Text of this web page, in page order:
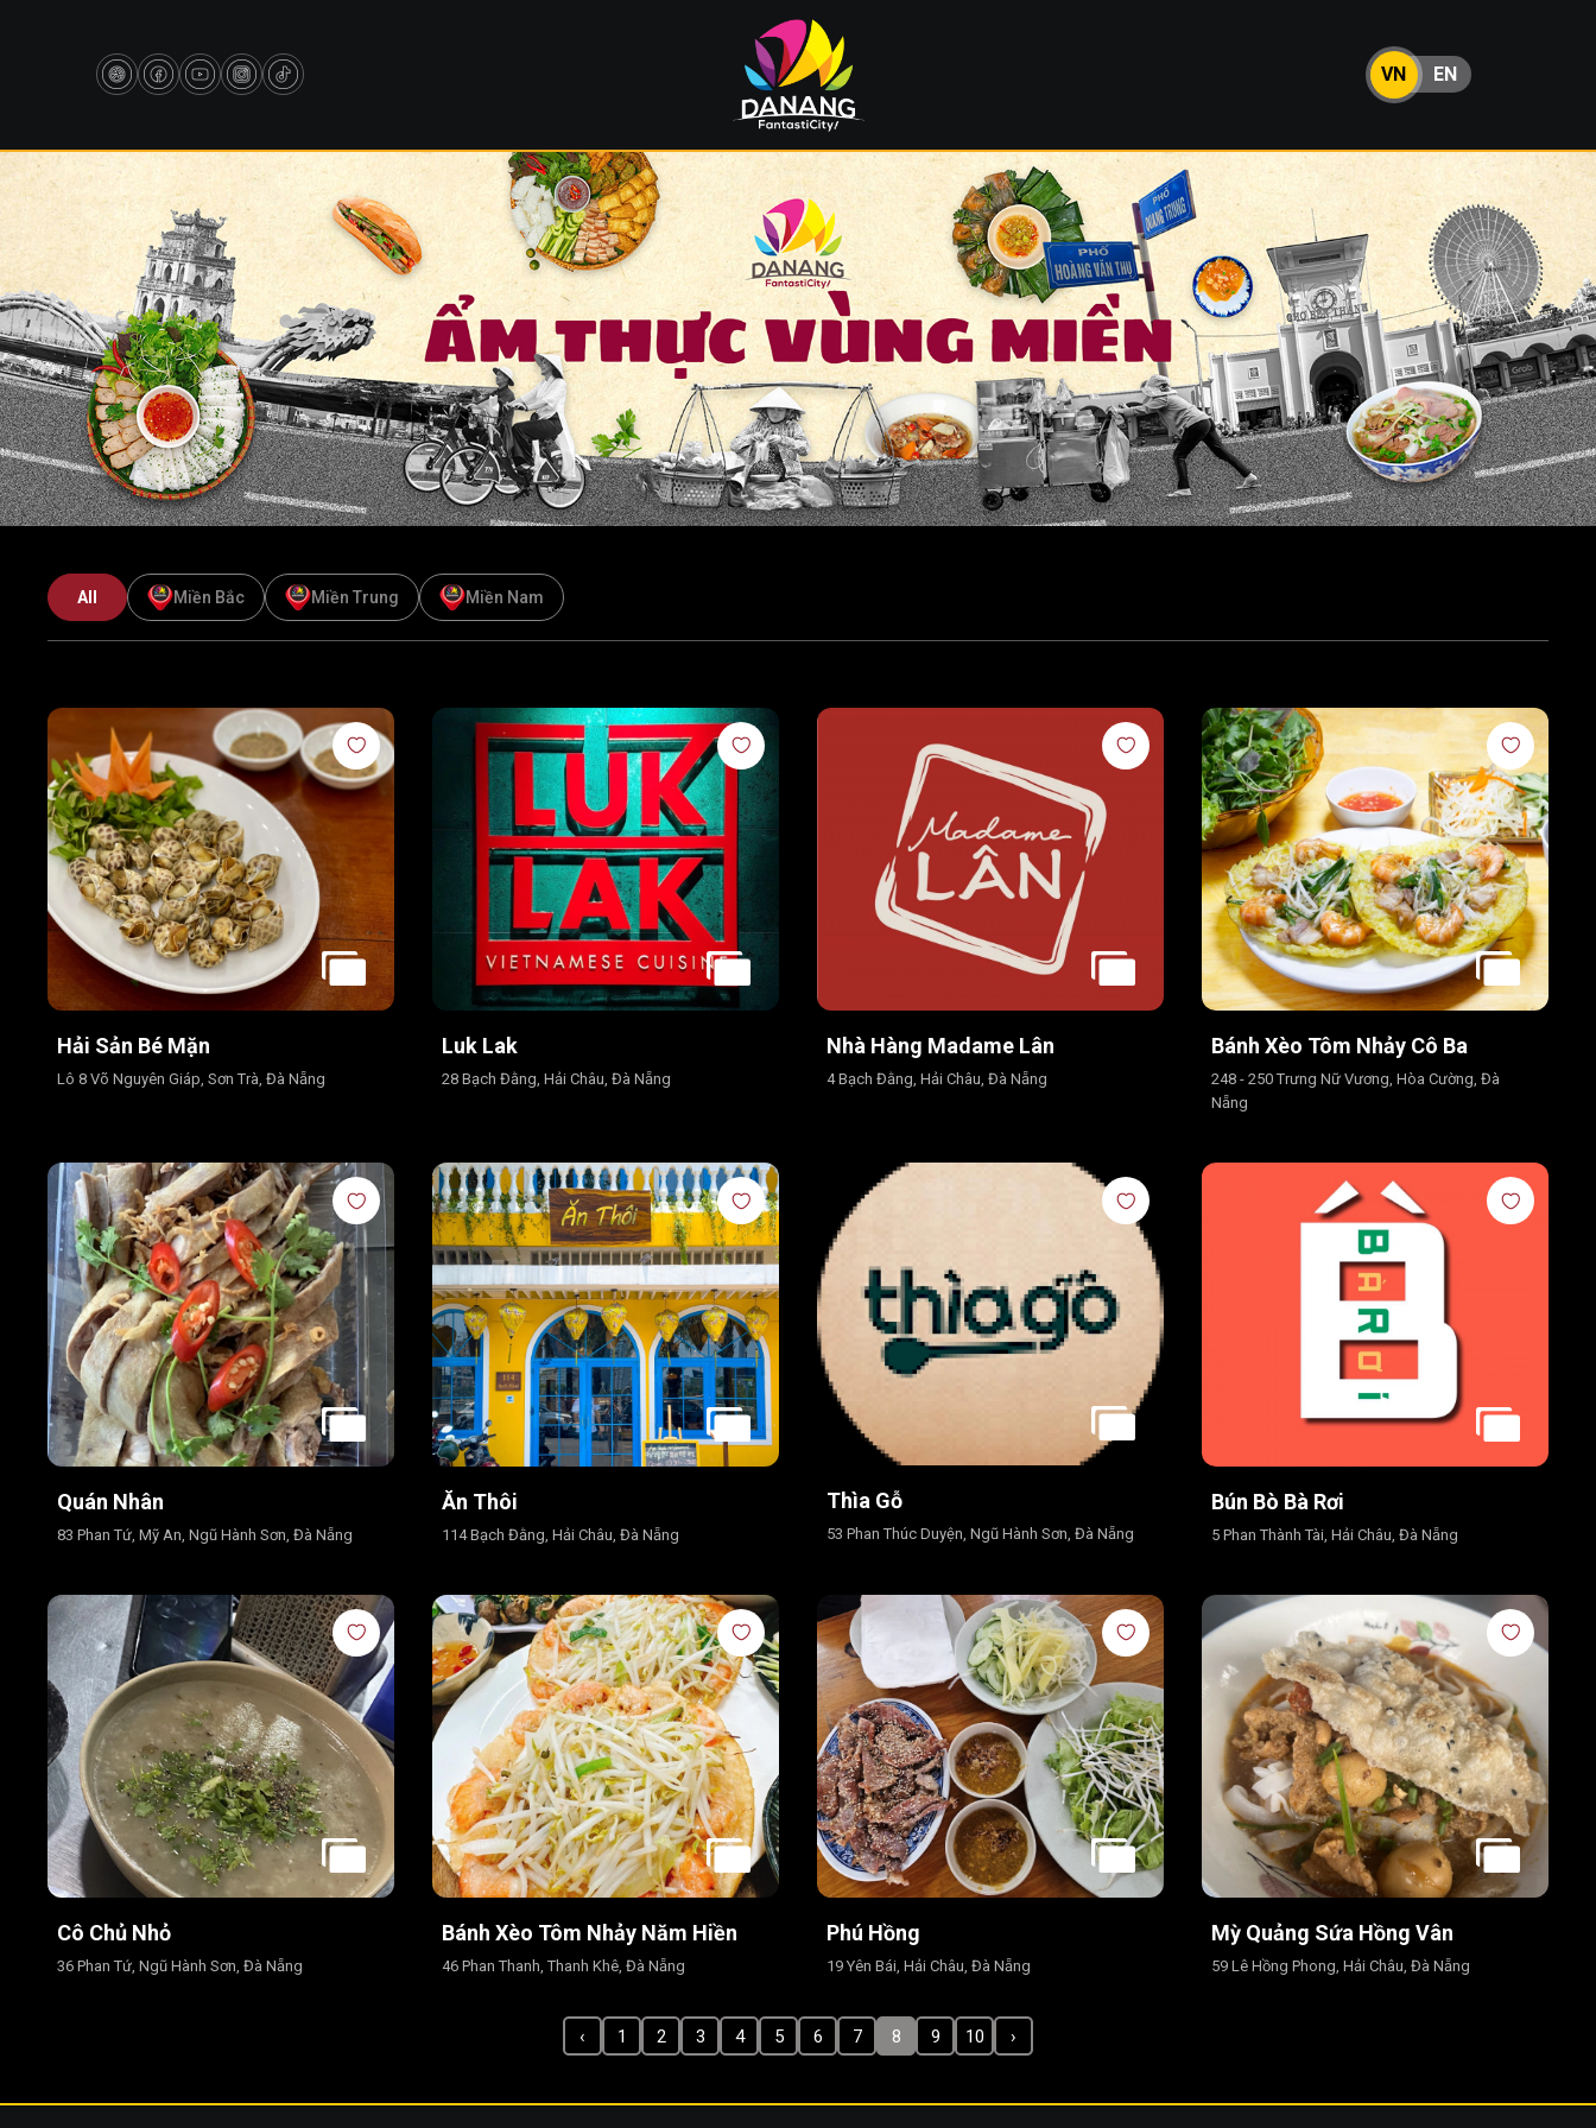
VN EN
All Miền Bắc Miền Trung Miền Nam
Hải Sản Bé Mặn
Lô 8 Võ Nguyên Giáp, Sơn Trà, Đà Nẵng
Luk Lak
28 Bạch Đằng, Hải Châu, Đà Nẵng
Nhà Hàng Madame Lân
4 Bạch Đằng, Hải Châu, Đà Nẵng
Bánh Xèo Tôm Nhảy Cô Ba
248 - 250 Trưng Nữ Vương, Hòa Cường, Đà
Nẵng
Quán Nhân
83 Phan Tứ, Mỹ An, Ngũ Hành Sơn, Đà Nẵng
Ăn Thôi
114 Bạch Đằng, Hải Châu, Đà Nẵng
Thìa Gỗ
53 Phan Thúc Duyện, Ngũ Hành Sơn, Đà Nẵng
Bún Bò Bà Rơi
5 Phan Thành Tài, Hải Châu, Đà Nẵng
Cô Chủ Nhỏ
36 Phan Tứ, Ngũ Hành Sơn, Đà Nẵng
Bánh Xèo Tôm Nhảy Năm Hiền
46 Phan Thanh, Thanh Khê, Đà Nẵng
Phú Hồng
19 Yên Bái, Hải Châu, Đà Nẵng
Mỳ Quảng Sứa Hồng Vân
59 Lê Hồng Phong, Hải Châu, Đà Nẵng
‹ 1 2 3 4 5 6 7 8 9 10 ›